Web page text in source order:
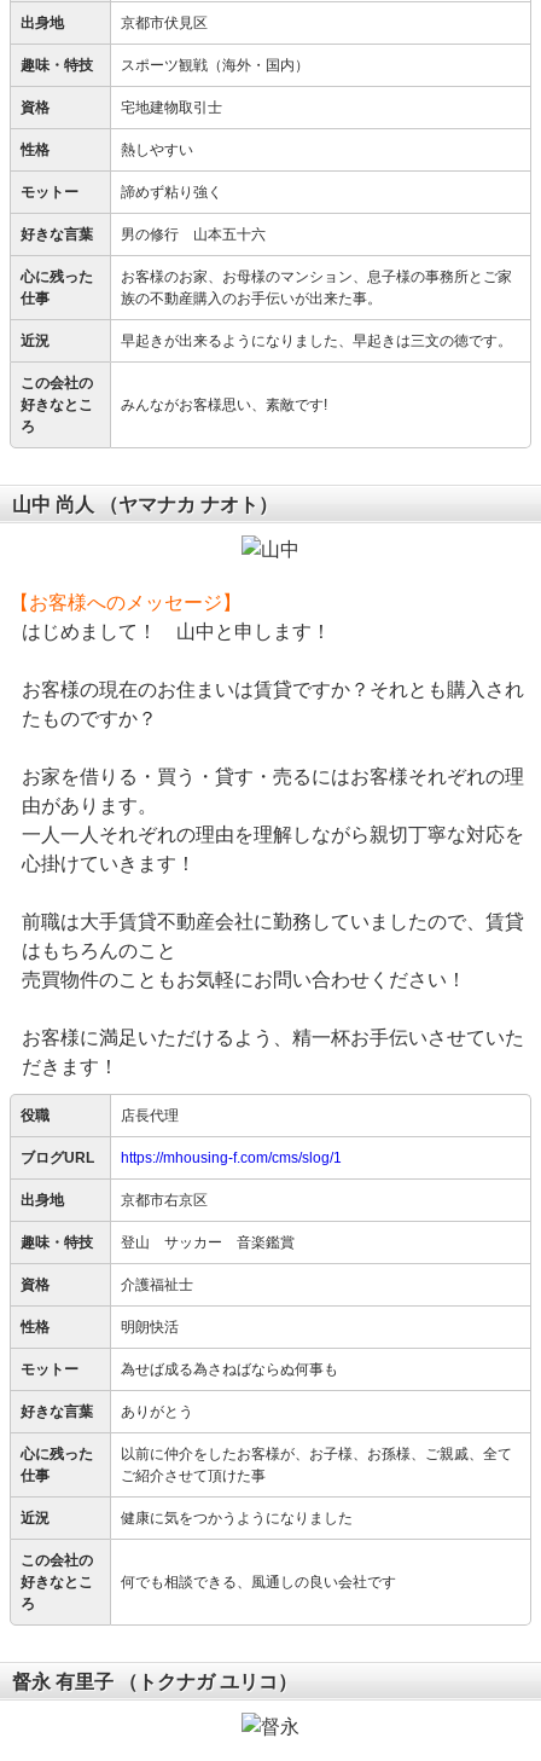
出身地 京都市伏見区
趣味・特技 スポーツ観戦（海外・国内）
資格 宅地建物取引士
性格 熱しやすい
モットー 諦めず粘り強く
好きな言葉 男の修行 山本五十六
心に残った
仕事
お客様のお家、お母様のマンション、息子様の事務所とご家
族の不動産購入のお手伝いが出来た事。
近況 早起きが出来るようになりました、早起きは三文の徳です。
この会社の
好きなとこ
ろ
みんながお客様思い、素敵です!
山中 尚人 （ヤマナカ ナオト）
【お客様へのメッセージ】
はじめまして！ 山中と申します！
お客様の現在のお住まいは賃貸ですか？それとも購入され
たものですか？
お家を借りる・買う・貸す・売るにはお客様それぞれの理
由があります。
一人一人それぞれの理由を理解しながら親切丁寧な対応を
心掛けていきます！
前職は大手賃貸不動産会社に勤務していましたので、賃貸
はもちろんのこと
売買物件のこともお気軽にお問い合わせください！
お客様に満足いただけるよう、精一杯お手伝いさせていた
だきます！
役職 店長代理
ブログURL https://mhousing-f.com/cms/slog/1
出身地 京都市右京区
趣味・特技 登山 サッカー 音楽鑑賞
資格 介護福祉士
性格 明朗快活
モットー 為せば成る為さねばならぬ何事も
好きな言葉 ありがとう
心に残った
仕事
以前に仲介をしたお客様が、お子様、お孫様、ご親戚、全て
ご紹介させて頂けた事
近況 健康に気をつかうようになりました
この会社の
好きなとこ
ろ
何でも相談できる、風通しの良い会社です
督永 有里子 （トクナガ ユリコ）